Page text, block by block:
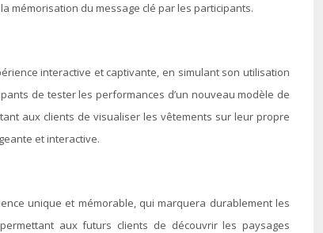
mémorisation du message clé par les participants.
interactive et captivante, en simulant son utilisation
de tester les performances d’un nouveau modèle de
aux clients de visualiser les vêtements sur leur propre
et interactive.
unique et mémorable, qui marquera durablement les
aux futurs clients de découvrir les paysages